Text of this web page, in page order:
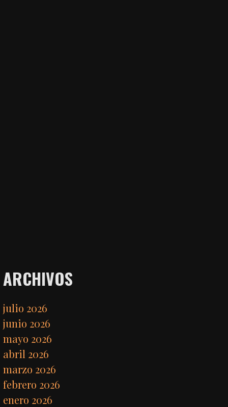
ARCHIVOS
julio 2026
junio 2026
mayo 2026
abril 2026
marzo 2026
febrero 2026
enero 2026